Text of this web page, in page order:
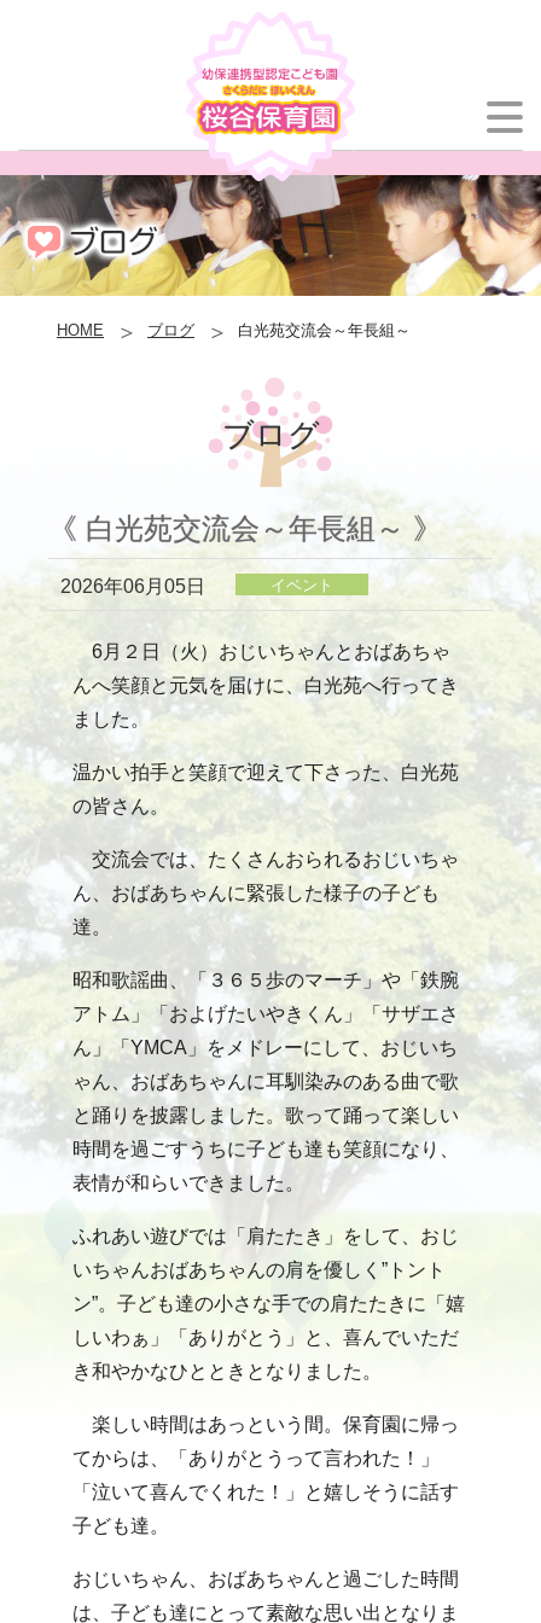
HOME ブログ 白光苑交流会～年長組～
ブログ
《 白光苑交流会～年長組～ 》
2026年06月05日 イベント
6月２日（火）おじいちゃんとおばあちゃ
んへ笑顔と元気を届けに、白光苑へ行ってき
ました。
温かい拍手と笑顔で迎えて下さった、白光苑
の皆さん。
交流会では、たくさんおられるおじいちゃ
ん、おばあちゃんに緊張した様子の子ども
達。
昭和歌謡曲、「３６５歩のマーチ」や「鉄腕
アトム」「およげたいやきくん」「サザエさ
ん」「YMCA」をメドレーにして、おじいち
ゃん、おばあちゃんに耳馴染みのある曲で歌
と踊りを披露しました。歌って踊って楽しい
時間を過ごすうちに子ども達も笑顔になり、
表情が和らいできました。
ふれあい遊びでは「肩たたき」をして、おじ
いちゃんおばあちゃんの肩を優しく”トント
ン”。子ども達の小さな手での肩たたきに「嬉
しいわぁ」「ありがとう」と、喜んでいただ
き和やかなひとときとなりました。
楽しい時間はあっという間。保育園に帰っ
てからは、「ありがとうって言われた！」
「泣いて喜んでくれた！」と嬉しそうに話す
子ども達。
おじいちゃん、おばあちゃんと過ごした時間
は、子ども達にとって素敵な思い出となりま